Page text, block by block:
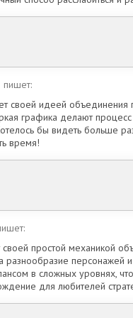
своей идеей
графика делают
бы видеть больше
время!
своей простой механикой
разнообразие персонажей
в сложных уровнях,
для любителей